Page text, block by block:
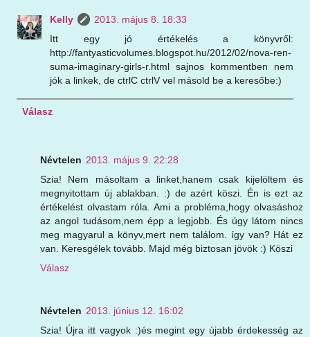
Kelly
2013. május 8. 18:33
Itt egy jó értékelés a könyvről:
http://fantyasticvolumes.blogspot.hu/2012/02/nova-ren-
suma-imaginary-girls-r.html sajnos kommentben nem
jók a linkek, de ctrlC ctrlV vel másold be a keresőbe:)
Válasz
Névtelen 2013. május 9. 22:28
Szia! Nem másoltam a linket,hanem csak kijelöltem és
megnyitottam új ablakban. :) de azért köszi. Én is ezt az
értékelést olvastam róla. Ami a probléma,hogy olvasáshoz
az angol tudásom,nem épp a legjobb. És úgy látom nincs
meg magyarul a könyv,mert nem találom. így van? Hát ez
van. Keresgélek tovább. Majd még biztosan jövök :) Köszi
Válasz
Névtelen 2013. június 12. 16:02
Szia! Újra itt vagyok :)és megint egy újabb érdekesség az